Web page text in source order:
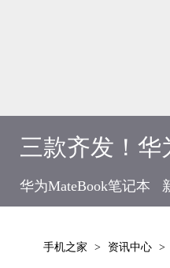
三款齐发！华
华为MateBook笔记本
手机之家 > 资讯中心 >